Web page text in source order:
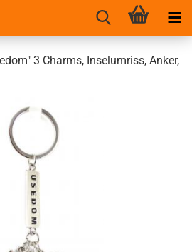
3 Charms, Inselumriss, Anker,